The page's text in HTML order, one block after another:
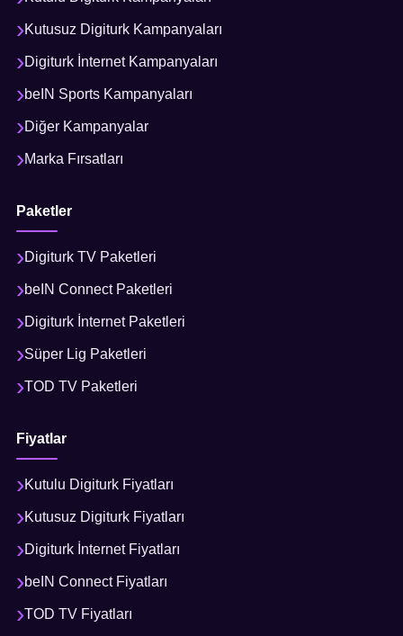
Kutusuz Digiturk Kampanyaları
Digiturk İnternet Kampanyaları
beIN Sports Kampanyaları
Diğer Kampanyalar
Marka Fırsatları
Paketler
Digiturk TV Paketleri
beIN Connect Paketleri
Digiturk İnternet Paketleri
Süper Lig Paketleri
TOD TV Paketleri
Fiyatlar
Kutulu Digiturk Fiyatları
Kutusuz Digiturk Fiyatları
Digiturk İnternet Fiyatları
beIN Connect Fiyatları
TOD TV Fiyatları